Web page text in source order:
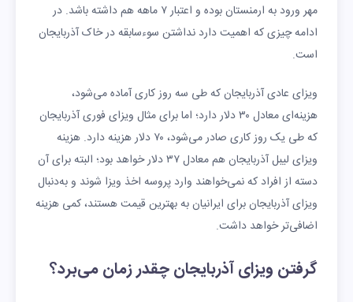
مهر ورود به ارمنستان بوده و اعتبار ۷ ماهه هم داشته باشد. در
ادامه چیزی که اهمیت دارد نداشتن سوءسابقه در خاک آذربایجان
است.
ویزای عادی آذربایجان که طی سه روز کاری آماده می‌شود،
هزینه‌ای معادل ۳۰ دلار دارد؛ اما برای مثال ویزای فوری آذربایجان
که طی یک روز کاری صادر می‌شود، ۷۰ دلار هزینه دارد. هزینه
ویزای لیبل آذربایجان هم معادل ۳۷ دلار خواهد بود؛ البته برای آن
دسته از افراد که نمی‌خواهند وارد پروسه اخذ ویزا شوند و به‌دنبال
ویزای آذربایجان برای ایرانیان به بهترین قیمت هستند، کمی هزینه
اضافی‌تر خواهد داشت.
گرفتن ویزای آذربایجان چقدر زمان می‌برد؟